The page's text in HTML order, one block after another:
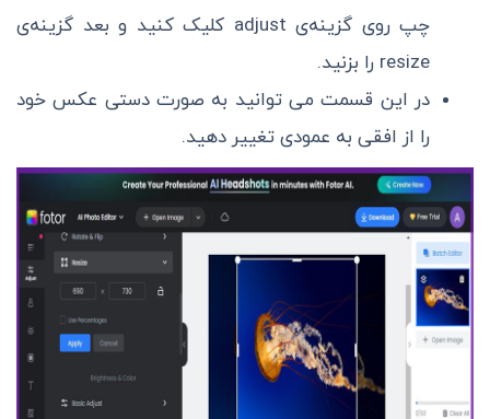
چپ روی گزینه‌ی adjust کلیک کنید و بعد گزینه‌ی
resize را بزنید.
در این قسمت می توانید به صورت دستی عکس خود
را از افقی به عمودی تغییر دهید.